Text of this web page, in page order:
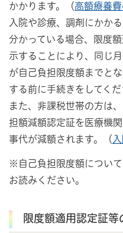
かかります。（高額療養
入院や診療、調剤にかか
分かっている場合、限度
示することにより、同じ
が自己負担限度額までと
する前に手続きをしてくだ
また、非課税世帯の方は
担額減額認定証を医療機
事代が減額されます。（
※自己負担限度額について
お読みください。
限度額適用認定証等